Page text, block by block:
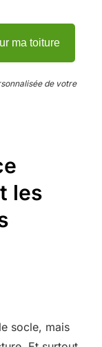
ma toiture
de votre
les
socle, mais